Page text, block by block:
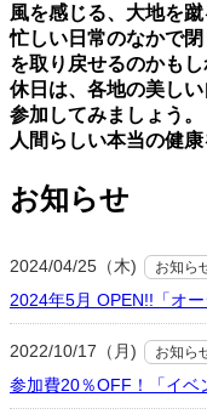
⾵を感じる、⼤地を
忙しい⽇常のなかで
を取り戻せるのかもし
休⽇は、各地の美し
参加してみましょう。
⼈間らしい本当の健
お知らせ
2024/04/25（木) お知ら
2024年5月 OPEN!!「オ
2022/10/17（月) お知ら
参加費20％OFF！「イベ